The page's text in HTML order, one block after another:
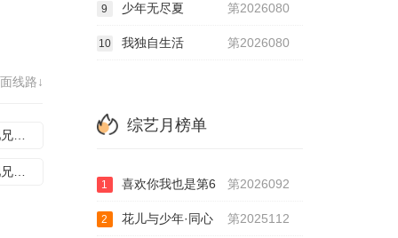
线路↓
奔跑吧兄弟三季2015.12.18
奔跑吧兄弟三季2016.02.11
第2026080
9 少年无尽夏
第2026080
10 我独自生活
综艺月榜单
第2026092
1 喜欢你我也是第6
第2025112
2 花儿与少年·同心